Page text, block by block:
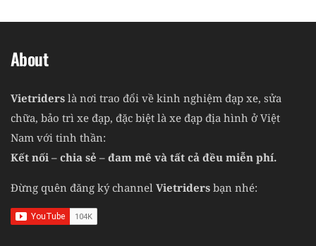
About
Vietriders là nơi trao đổi về kinh nghiệm đạp xe, sửa
chữa, bảo trì xe đạp, đặc biệt là xe đạp địa hình ở Việt
Nam với tinh thần:
Kết nối – chia sẻ – đam mê và tất cả đều miễn phí.
Đừng quên đăng ký channel Vietriders bạn nhé: